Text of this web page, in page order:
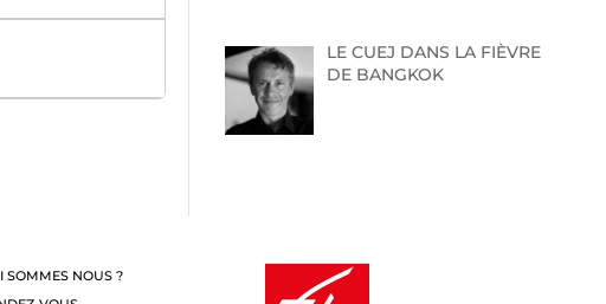
LE CUEJ DANS LA FIÈVRE
DE BANGKOK
SOMMES NOUS ?